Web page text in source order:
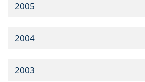
2005
2004
2003